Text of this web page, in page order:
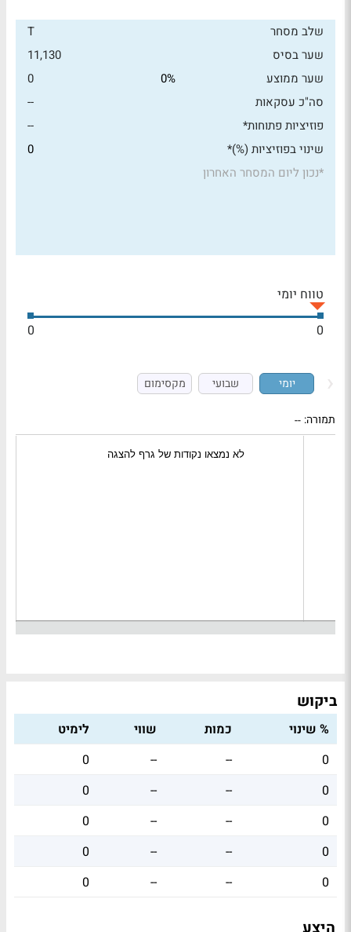
שלב מסחר
T
שער בסיס
11,130
שער ממוצע
0%
0
סה"כ עסקאות
--
פוזיציות פתוחות*
--
שינוי בפוזיציות (%)*
0
*נכון ליום המסחר האחרון
טווח יומי
0
0
יומי שבועי מקסימום
תמורה: --
ביקוש
% שינוי כמות שווי
לימיט
0
--
--
0
0
--
--
0
0
--
--
0
0
--
--
0
0
--
--
0